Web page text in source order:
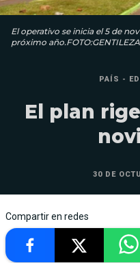
El operativo se inicia el 5 de
próximo año.FOTO:GENTILEZA
PAÍS -
El plan
30 DE
Compartir en redes